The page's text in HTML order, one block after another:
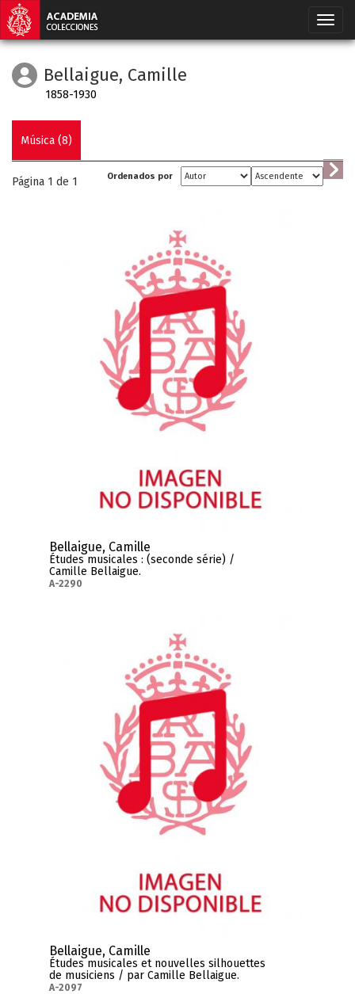
Bellaigue, Camille
1858-1930
Música (8)
Página 1 de 1 Ordenados por
Bellaigue, Camille
Études musicales : (seconde série) /
Camille Bellaigue.
A-2290
Bellaigue, Camille
Études musicales et nouvelles silhouettes
de musiciens / par Camille Bellaigue.
A-2097